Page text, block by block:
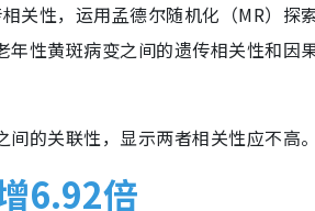
关性，运用孟德尔随机化（MR）探
性黄斑病变之间的遗传相关性和因
的关联性，显示两者相关性应不高。
6.92倍